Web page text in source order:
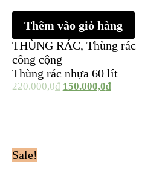
Thêm vào giỏ hàng
THÙNG RÁC, Thùng rác
công cộng
Thùng rác nhựa 60 lít
220.000,0₫ 150.000,0₫
Sale!